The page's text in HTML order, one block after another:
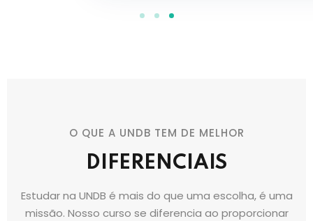
O QUE A UNDB TEM DE MELHOR
DIFERENCIAIS
Estudar na UNDB é mais do que uma escolha, é uma
missão. Nosso curso se diferencia ao proporcionar